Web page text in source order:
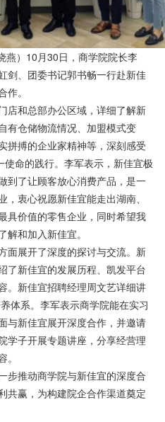
燕）10月30日，商学院院长李
剑、团委书记郭书畅一行赴新佳
。
店和总部办公区域，详细了解新
有仓储物流情况、加盟模式变
拼搏的企业家精神等，深刻感受
使命的践行。李军表示，新佳宜极
到了让顾客放心消费产品，是一
衷心祝愿新佳宜能走出湖南、
具价值的零售企业，同时希望我
和加入新佳宜。
面展开了深度的探讨与交流。新
了新佳宜的发展历程、凯发平台
。新佳宜招聘经理周文艺详细讲
体系。李军表示商学院能在实习
与新佳宜展开深度合作，并邀请
学子开展专题讲座，分享经营理
步推动商学院与新佳宜的深度合
共赢，为构建院企合作渠道奠定